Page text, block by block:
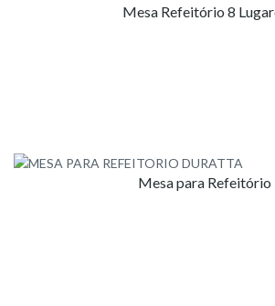
Mesa Refeitório 8
Mesa para Refeitório